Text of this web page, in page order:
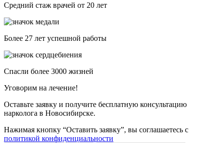
Средний стаж врачей от 20 лет
Более 27 лет успешной работы
Спасли более 3000 жизней
Уговорим на лечение!
Оставьте заявку и получите бесплатную консультацию
нарколога в Новосибирске.
Нажимая кнопку “Оставить заявку”, вы соглашаетесь с
политикой конфиденциальности